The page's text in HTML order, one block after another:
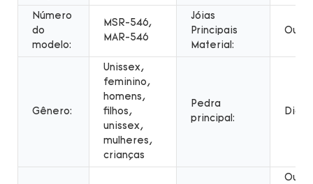
Número
do
modelo:
MSR-546,
MAR-546
Jóias
Principais
Material:
Ouro
Gênero:
Unissex,
feminino,
homens,
filhos,
unissex,
mulheres,
crianças
Pedra
principal:
Outro